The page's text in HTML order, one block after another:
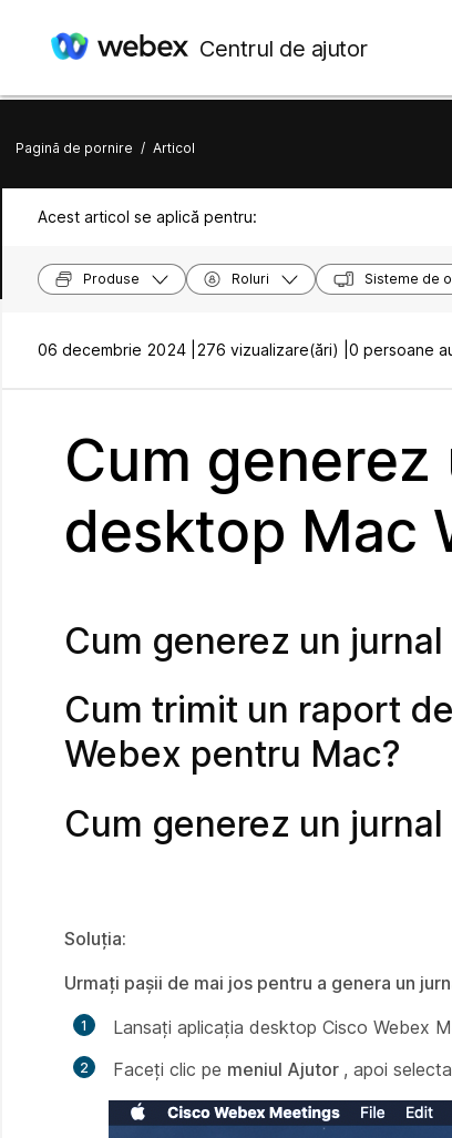
Centrul de ajutor
Pagină de pornire / Articol
Acest articol se aplică pentru:
Produse Roluri Sisteme de
06 decembrie 2024 | 276 vizualizare(ări) | 0 persoane
Cum
desktop Mac
Cum generez un
Cum trimit un raport
Webex pentru Mac?
Cum generez un
Soluția:
Urmați pașii de mai jos pentru a genera un
Lansați aplicația desktop Cisco Webex
Faceți clic pe meniul Ajutor , apoi